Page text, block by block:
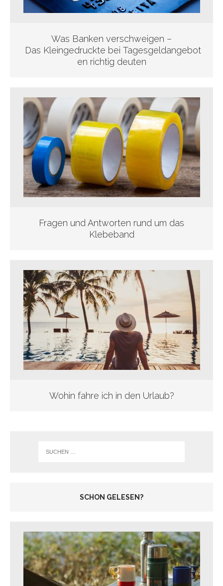
Was Banken verschweigen –
Das Kleingedruckte bei Tagesgeldangebot
en richtig deuten
Fragen und Antworten rund um das
Klebeband
Wohin fahre ich in den Urlaub?
SCHON GELESEN?